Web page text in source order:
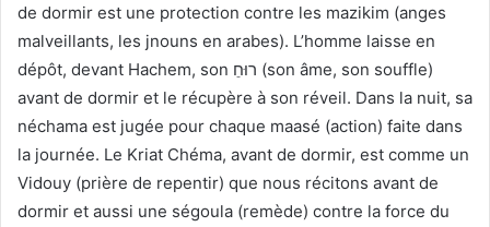
de dormir est une protection contre les mazikim (anges
malveillants, les jnouns en arabes). L’homme laisse en
dépôt, devant Hachem, son רוּחֵ (son âme, son souffle)
avant de dormir et le récupère à son réveil. Dans la nuit, sa
néchama est jugée pour chaque maasé (action) faite dans
la journée. Le Kriat Chéma, avant de dormir, est comme un
Vidouy (prière de repentir) que nous récitons avant de
dormir et aussi une ségoula (remède) contre la force du